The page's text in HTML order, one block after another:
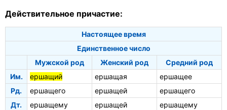
Действительное причастие:
Настоящее время
Единственное число
Мужской род
Женский род
Средний род
Им.
ершащий ершащая
ершащее
Рд.
ершащего ершащей
ершащего
Дт.
ершащему ершащей ершащему